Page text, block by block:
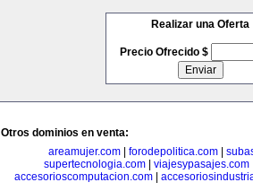
Realizar una Oferta
Precio Ofrecido $
Otros dominios en venta:
areamujer.com
forodepolitica.com
supertecnologia.com| viajesypasajes.com
accesorioscomputacion.com